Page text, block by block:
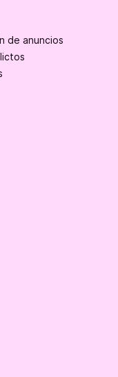
de anuncios